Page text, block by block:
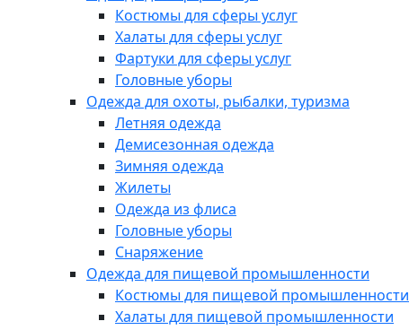
Костюмы для сферы услуг
Халаты для сферы услуг
Фартуки для сферы услуг
Головные уборы
Одежда для охоты, рыбалки, туризма
Летняя одежда
Демисезонная одежда
Зимняя одежда
Жилеты
Одежда из флиса
Головные уборы
Снаряжение
Одежда для пищевой промышленности
Костюмы для пищевой промышленности
Халаты для пищевой промышленности